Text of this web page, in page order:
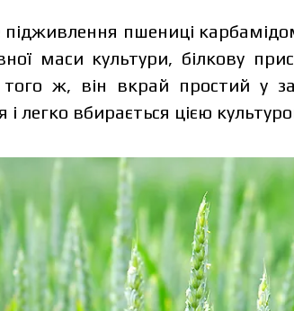
підживлення пшениці
маси культури, білкову
ж, він вкрай простий у
легко вбирається цією
Order
Contact a Makosh
Contact a Makosh